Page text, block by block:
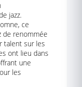
jazz.
ce
de renommée
talent sur les
ont lieu dans
une
les